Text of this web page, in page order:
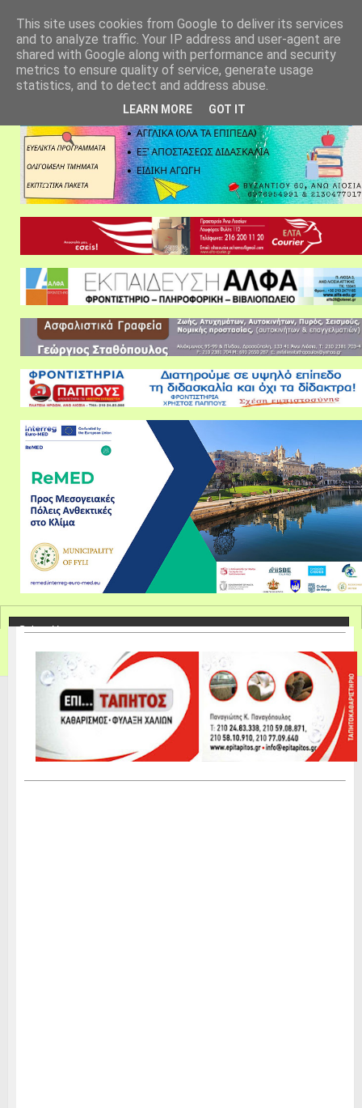
This site uses cookies from Google to deliver its services
and to analyze traffic. Your IP address and user-agent are
shared with Google along with performance and security
metrics to ensure quality of service, generate usage
statistics, and to detect and address abuse.
LEARN MORE GOT IT